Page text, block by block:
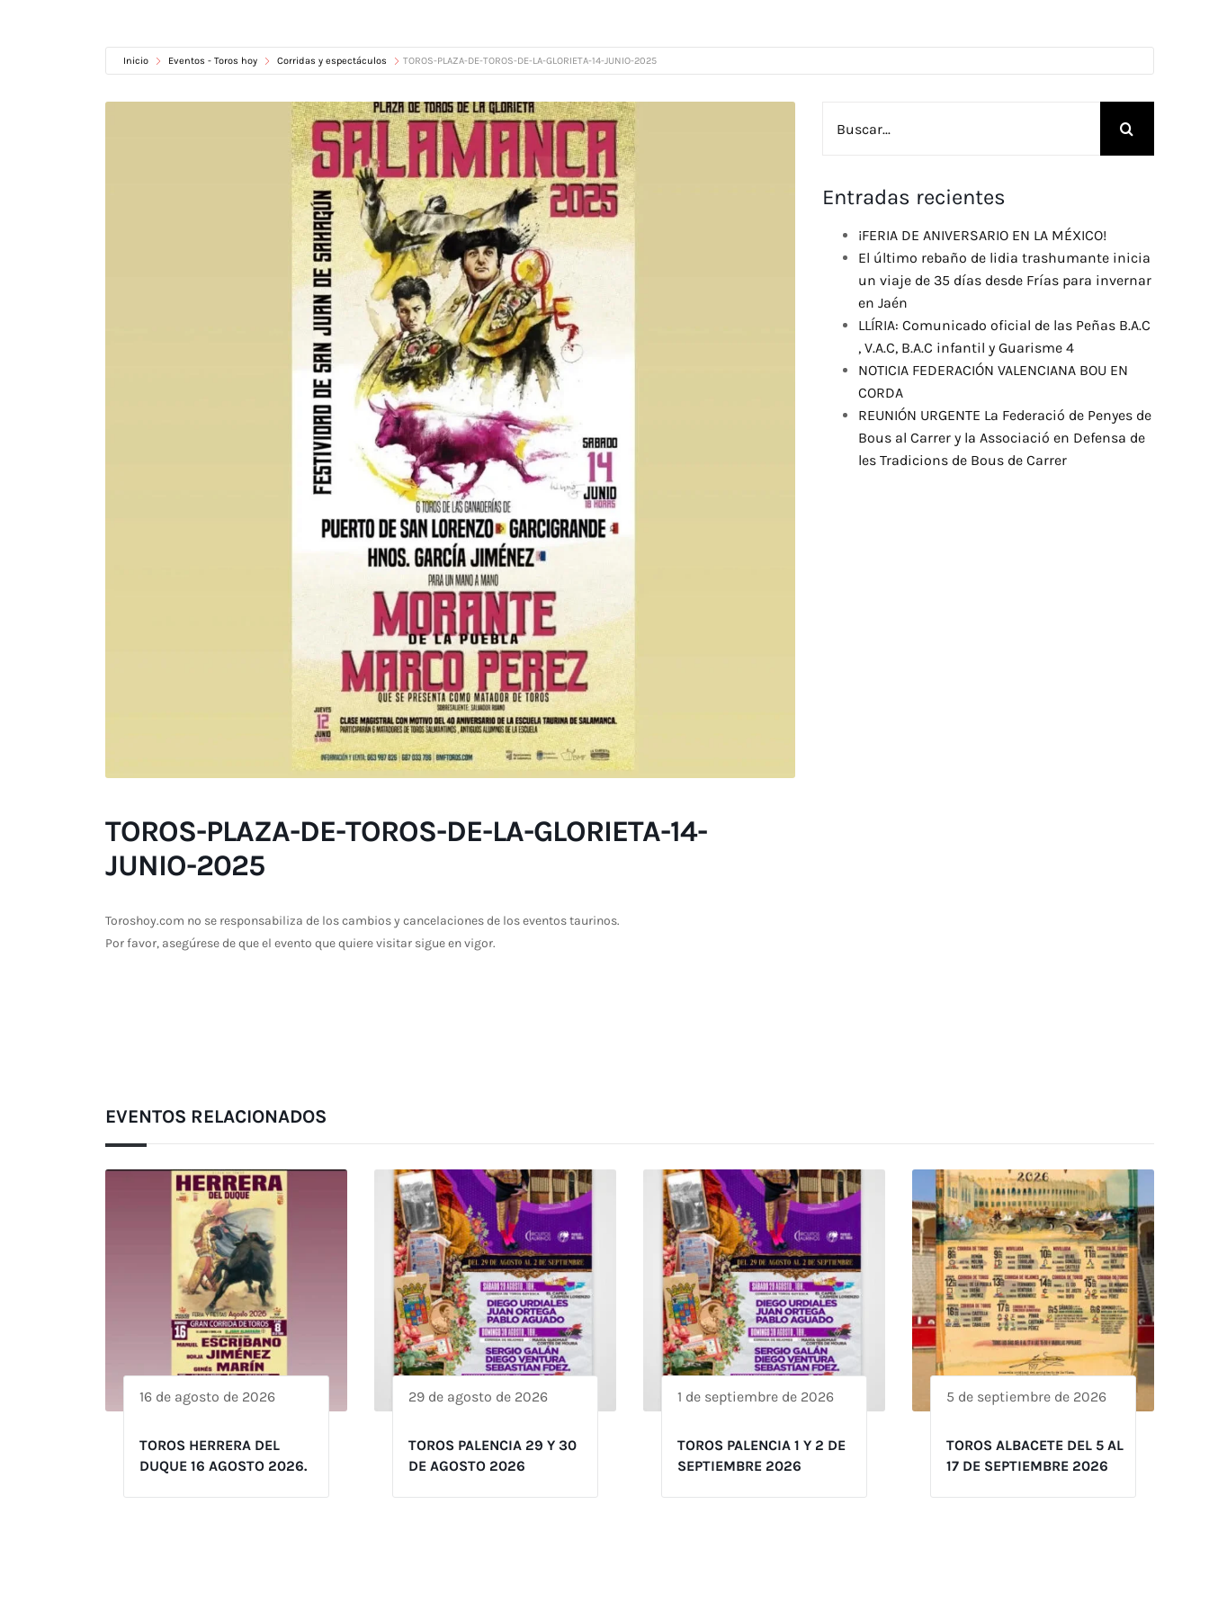
Inicio Eventos - Toros hoy Corridas y espectáculos TOROS-PLAZA-DE-TOROS-DE-LA-GLORIETA-14-JUNIO-2025
TOROS-PLAZA-DE-TOROS-DE-LA-GLORIETA-14-
JUNIO-2025
Toroshoy.com no se responsabiliza de los cambios y cancelaciones de los eventos taurinos.
Por favor, asegúrese de que el evento que quiere visitar sigue en vigor.
Entradas recientes
¡FERIA DE ANIVERSARIO EN LA MÉXICO!
El último rebaño de lidia trashumante inicia
un viaje de 35 días desde Frías para invernar
en Jaén
LLÍRIA: Comunicado oficial de las Peñas B.A.C
, V.A.C, B.A.C infantil y Guarisme 4
NOTICIA FEDERACIÓN VALENCIANA BOU EN
CORDA
REUNIÓN URGENTE La Federació de Penyes de
Bous al Carrer y la Associació en Defensa de
les Tradicions de Bous de Carrer
EVENTOS RELACIONADOS
16 de agosto de 2026
TOROS HERRERA DEL
DUQUE 16 AGOSTO 2026.
29 de agosto de 2026
TOROS PALENCIA 29 Y 30
DE AGOSTO 2026
1 de septiembre de 2026
TOROS PALENCIA 1 Y 2 DE
SEPTIEMBRE 2026
5 de septiembre de 2026
TOROS ALBACETE DEL 5 AL
17 DE SEPTIEMBRE 2026